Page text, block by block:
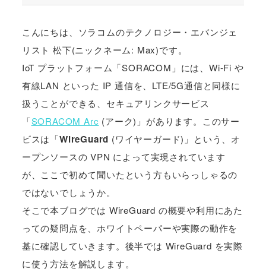
こんにちは、ソラコムのテクノロジー・エバンジェ
リスト 松下(ニックネーム: Max)です。
IoT プラットフォーム「SORACOM」には、Wi-Fi や
有線LAN といった IP 通信を、LTE/5G通信と同様に
扱うことができる、セキュアリンクサービス
「SORACOM Arc (アーク)」があります。このサー
ビスは「WireGuard (ワイヤーガード)」という、オ
ープンソースの VPN によって実現されています
が、ここで初めて聞いたという方もいらっしゃるの
ではないでしょうか。
そこで本ブログでは WireGuard の概要や利用にあた
っての疑問点を、ホワイトペーパーや実際の動作を
基に確認していきます。後半では WireGuard を実際
に使う方法を解説します。